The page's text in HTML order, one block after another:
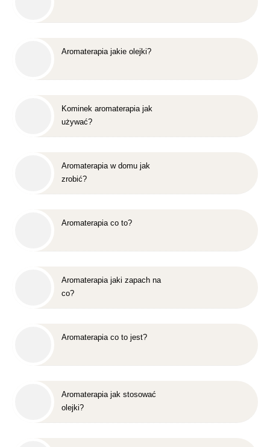
Aromaterapia jakie olejki?
Kominek aromaterapia jak
używać?
Aromaterapia w domu jak
zrobić?
Aromaterapia co to?
Aromaterapia jaki zapach na
co?
Aromaterapia co to jest?
Aromaterapia jak stosować
olejki?